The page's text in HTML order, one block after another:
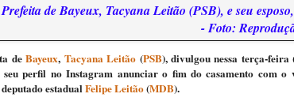
Prefeita de Bayeux, Tacyana Leitão (PSB), e seu
- Foto:
deBayeux, Tacyana Leitão (PSB), divulgou nessa terça-feira
perfil no Instagram anunciar o fim do casamento com o
estadualFelipe Leitão(MDB).